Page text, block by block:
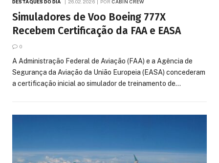
DESTAQUES DO DIA 26.02.2026 POR CABIN CREW
Simuladores de Voo Boeing 777X
Recebem Certificação da FAA e EASA
0
A Administração Federal de Aviação (FAA) e a Agência de
Segurança da Aviação da União Europeia (EASA) concederam
a certificação inicial ao simulador de treinamento de…